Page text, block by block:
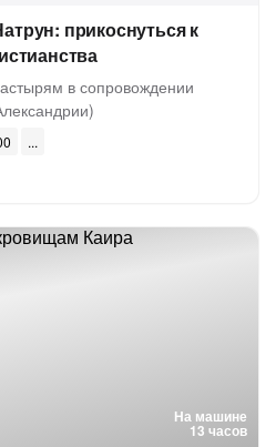
прикоснуться к
в сопровождении
На машине
13 часов